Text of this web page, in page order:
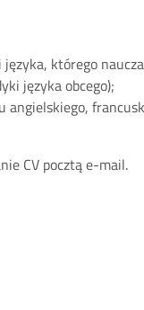
którego
języka obcego);
CV pocztą e-mail.